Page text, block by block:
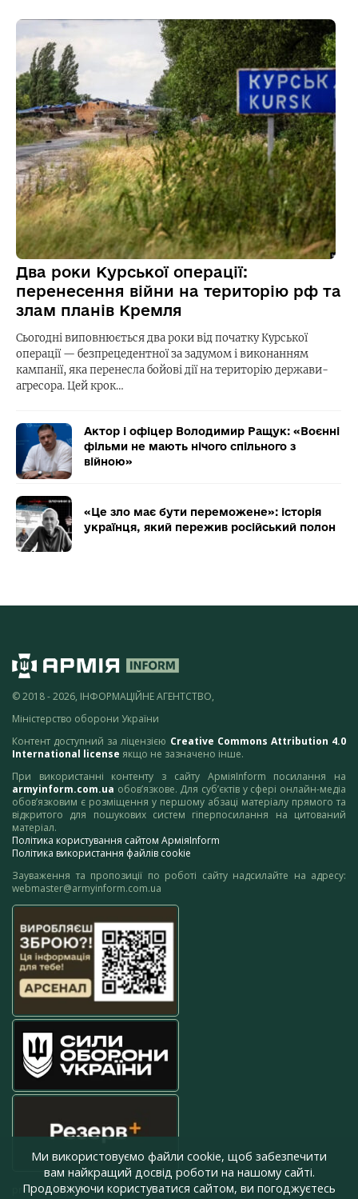
Два роки Курської операції:
перенесення війни на територію рф та
злам планів Кремля
Сьогодні виповнюється два роки від початку Курської
операції — безпрецедентної за задумом і виконанням
кампанії, яка перенесла бойові дії на територію держави-
агресора. Цей крок…
Актор і офіцер Володимир Ращук: «Воєнні
фільми не мають нічого спільного з
війною»
«Це зло має бути переможене»: історія
українця, який пережив російський полон
© 2018 - 2026, ІНФОРМАЦІЙНЕ АГЕНТСТВО,
Міністерство оборони України
Контент доступний за ліцензією Creative Commons Attribution 4.0
International license якщо не зазначено інше.
При використанні контенту з сайту АрміяInform посилання на
armyinform.com.ua обов’язкове. Для суб’єктів у сфері онлайн-медіа
обов’язковим є розміщення у першому абзаці матеріалу прямого та
відкритого для пошукових систем гіперпосилання на цитований
матеріал.
Політика користування сайтом АрміяInform
Політика використання файлів cookie
Зауваження та пропозиції по роботі сайту надсилайте на адресу:
webmaster@armyinform.com.ua
press@armyinform.com.ua
Ми використовуємо файли cookie, щоб забезпечити
вам найкращий досвід роботи на нашому сайті.
Продовжуючи користуватися сайтом, ви погоджуєтесь